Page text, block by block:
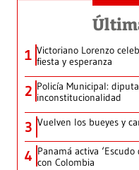
1 Victoriano Lorenzo
fiesta y esperanza
2 Policía Municipal:
inconstitucionalidad
3 Vuelven los bueyes y
4 Panamá activa
con Colombia